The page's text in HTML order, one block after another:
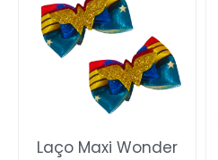
Laço Maxi Wonder